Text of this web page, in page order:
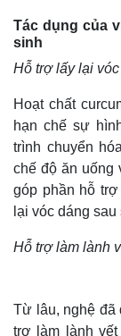
Tác dụng của
sinh
Hỗ trợ lấy lại
Hoạt chất
hạn chế sự
trình chuyển
chế độ ăn uống
góp phần hỗ
lại vóc dáng sau
Hỗ trợ làm lành
Từ lâu, nghệ đã
trợ làm lành